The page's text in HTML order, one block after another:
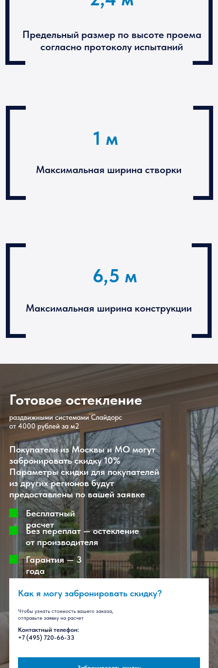
Покупатели из Москвы и МО могут
Параметры скидки для покупателей
из других регионов будут
предоставлены по вашей заявке
Готовое остекление
раздвижными системами Слайдорс
от 4000 рублей за м2
Бесплатный